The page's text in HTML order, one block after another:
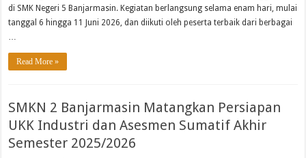
di SMK Negeri 5 Banjarmasin. Kegiatan berlangsung selama enam hari, mulai
tanggal 6 hingga 11 Juni 2026, dan diikuti oleh peserta terbaik dari berbagai
…
Read More »
SMKN 2 Banjarmasin Matangkan Persiapan
UKK Industri dan Asesmen Sumatif Akhir
Semester 2025/2026